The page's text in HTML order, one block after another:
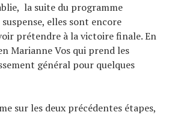
la suite du programme
elles sont encore
prétendre à la victoire finale. En
Marianne Vos qui prend les
général pour quelques
sur les deux précédentes étapes,